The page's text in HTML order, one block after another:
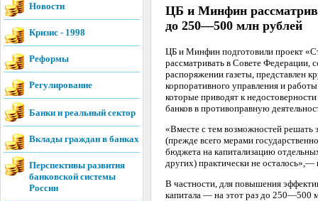
Новости
Кризис - 1998
Реформы
Регулирование
Банки и реальный сектор
Вклады граждан в банках
Перспективы развития
банковской системы
России
ЦБ и Минфин
до 250—500 млн рублей
ЦБ и Минфин подготовили проект
рассматривать в Совете Федерации,
распоряжении газеты, представлен
корпоративного управления и
которые приводят к
банков в противоправную
«Вместе с тем возможностей решать
(прежде всего мерами
бюджета на капитализацию
других) практически не осталось»,—
В частности, для повышения
капитала — на этот раз до 250—500